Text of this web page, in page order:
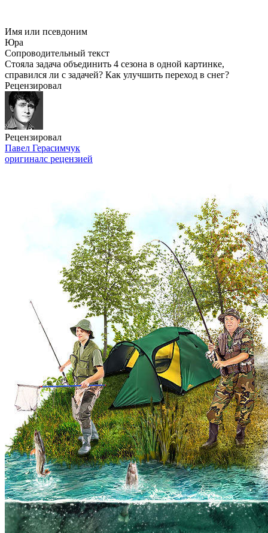
Имя или псевдоним
Юра
Сопроводительный текст
Стояла задача объединить 4 сезона в одной картинке,
справился ли с задачей? Как улучшить переход в снег?
Рецензировал
Рецензировал
Павел Герасимчук
оригиналс рецензией